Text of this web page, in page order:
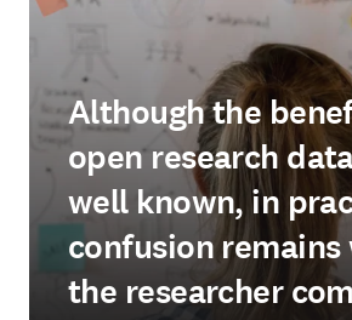
Although the
open research
well known, in
confusion
the researcher